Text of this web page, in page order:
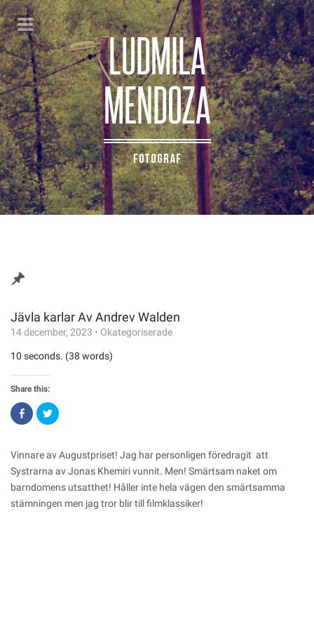
Jävla karlar Av Andrev Walden
14 december, 2023 • Okategoriserade
10 seconds. (38 words)
Share this:
Click
to
share
(Opens
in
new
Click
to
(Opens
in
new
Vinnare av Augustpriset! Jag har personligen föredragit att
Systrarna av Jonas Khemiri vunnit. Men! Smärtsam naket om
barndomens utsatthet! Håller inte hela vägen den smärtsamma
stämningen men jag tror blir till filmklassiker!